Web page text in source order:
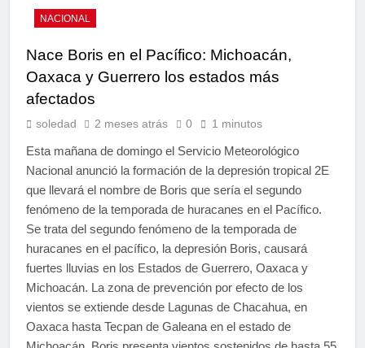
NACIONAL
Nace Boris en el Pacífico: Michoacán,
Oaxaca y Guerrero los estados más
afectados
soledad 2 meses atrás 0 1 minutos
Esta mañana de domingo el Servicio Meteorológico
Nacional anunció la formación de la depresión tropical 2E
que llevará el nombre de Boris que sería el segundo
fenómeno de la temporada de huracanes en el Pacífico.
Se trata del segundo fenómeno de la temporada de
huracanes en el pacífico, la depresión Boris, causará
fuertes lluvias en los Estados de Guerrero, Oaxaca y
Michoacán. La zona de prevención por efecto de los
vientos se extiende desde Lagunas de Chacahua, en
Oaxaca hasta Tecpan de Galeana en el estado de